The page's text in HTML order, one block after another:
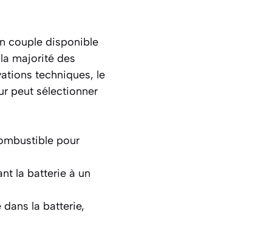
couple disponible
majorité des
techniques, le
peut sélectionner
pour
la batterie à un
la batterie,